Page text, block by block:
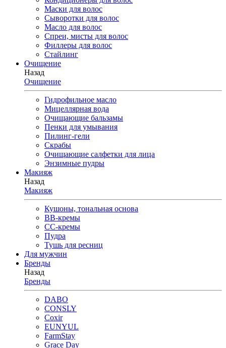
Маски для волос
Сыворотки для волос
Масло для волос
Спреи, мисты для волос
Филлеры для волос
Стайлинг
Очищение
Назад
Очищение
Гидрофильное масло
Мицеллярная вода
Очищающие бальзамы
Пенки для умывания
Пилинг-гели
Скрабы
Очищающие салфетки для лица
Энзимные пудры
Макияж
Назад
Макияж
Кушоны, тональная основа
BB-кремы
CC-кремы
Пудра
Тушь для ресниц
Для мужчин
Бренды
Назад
Бренды
DABO
CONSLY
Coxir
EUNYUL
FarmStay
Grace Day